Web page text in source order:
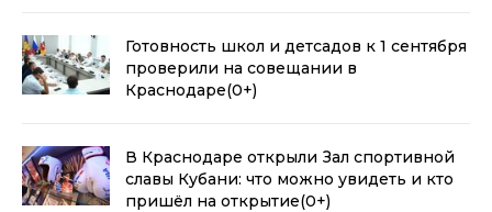
Готовность школ и детсадов к 1 сентября
проверили на совещании в
Краснодаре(0+)
В Краснодаре открыли Зал спортивной
славы Кубани: что можно увидеть и кто
пришёл на открытие(0+)